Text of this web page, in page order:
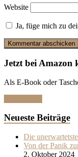
Website
Ja, füge mich zu
Jetzt bei Amazon
Als E-Book oder
Neueste Beiträge
Die
Von der Panik
2. Oktober 2024